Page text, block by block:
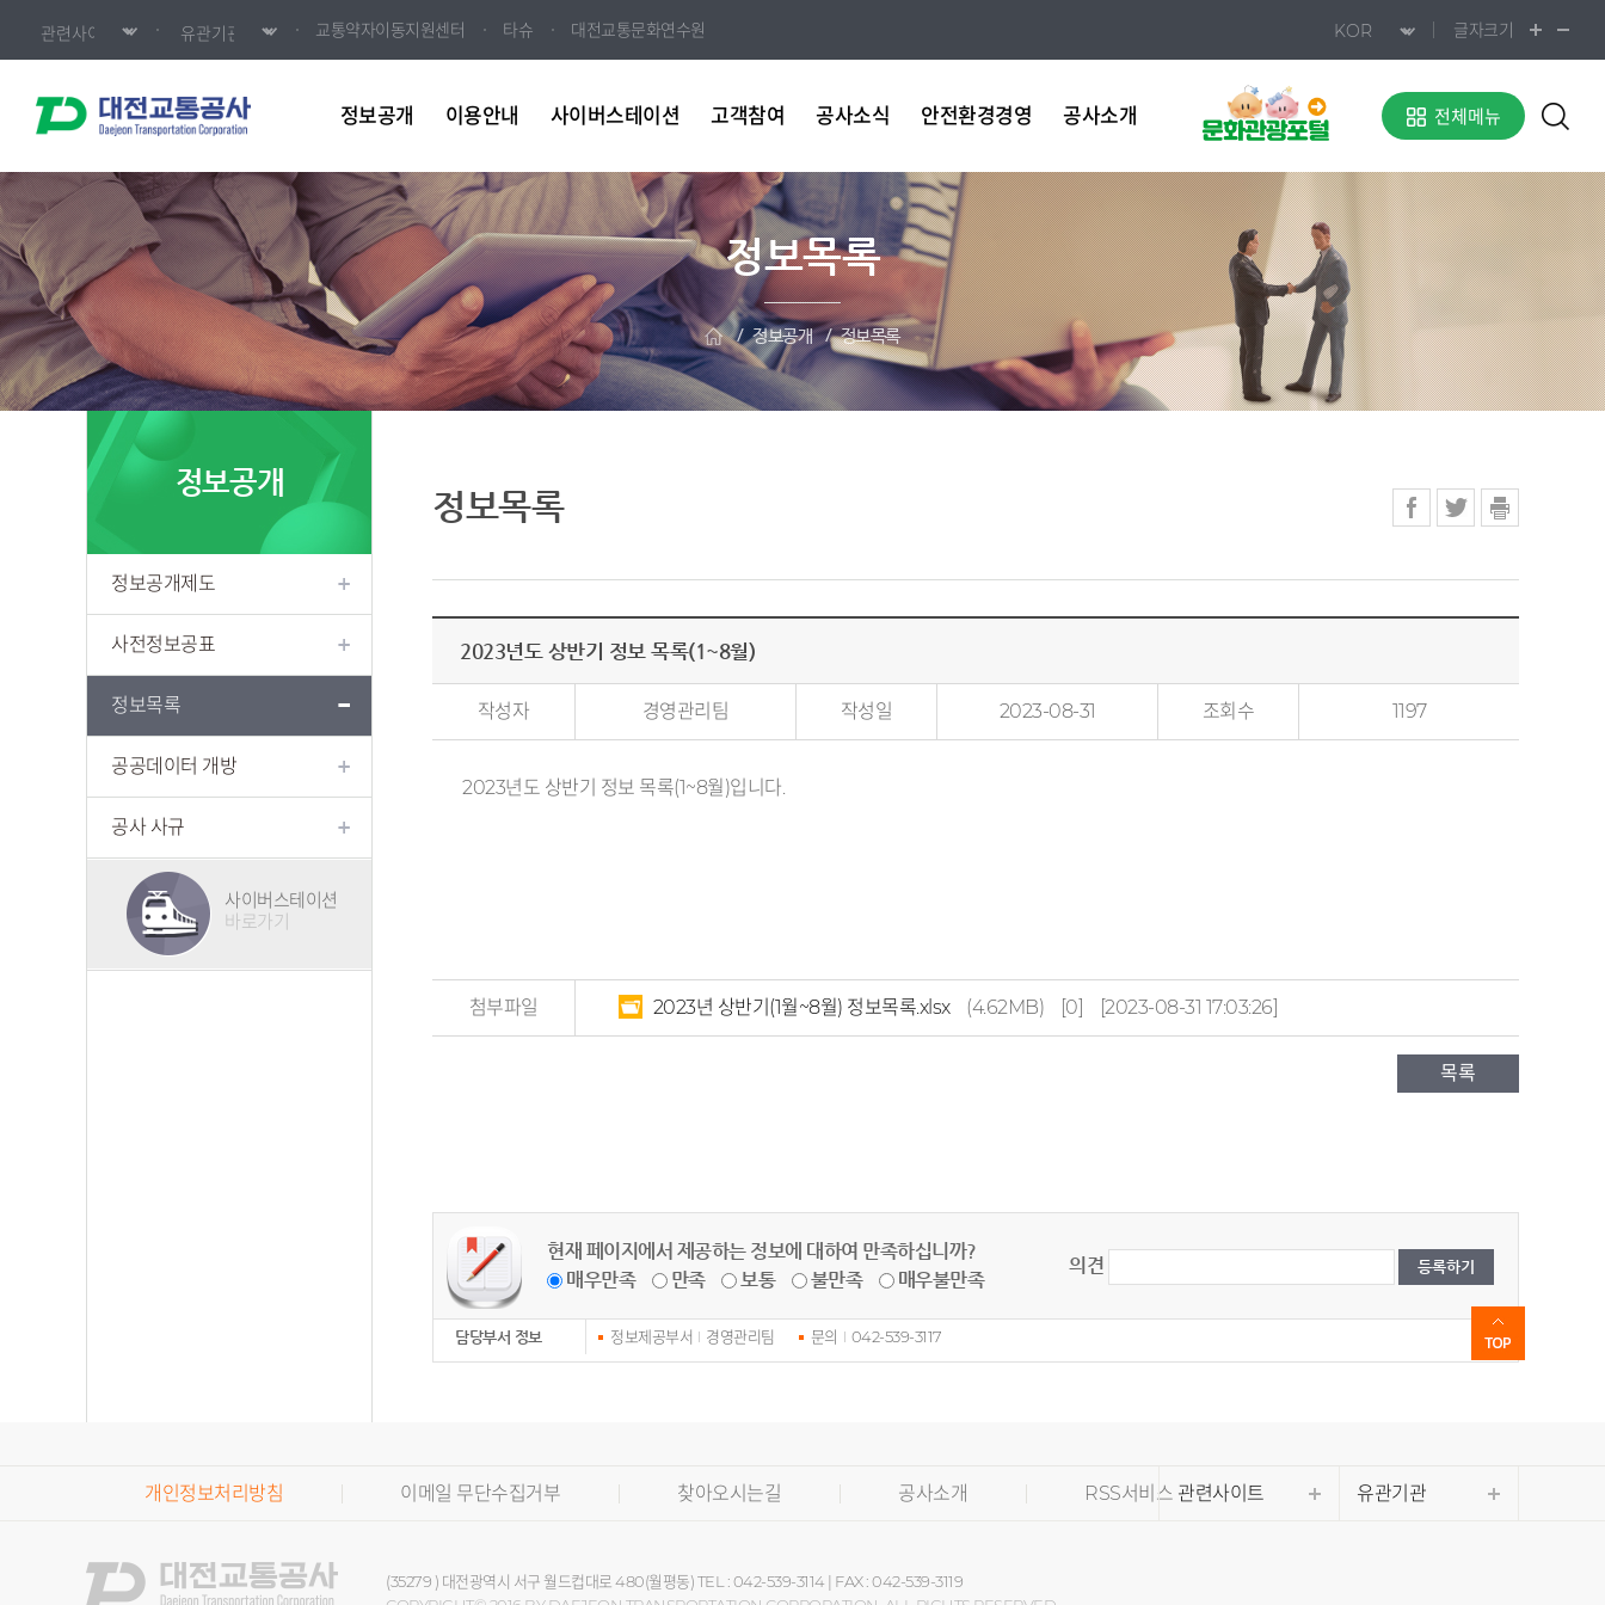
교통약자이동지원센터 타슈 대전교통문화연수원 글자크기
정보공개 이용안내 사이버스테이션 고객참여 공사소식 안전환경경영 공사소개 전체메뉴
정보목록
정보공개 정보목록
정보공개
정보공개제도
사전정보공표
정보목록
공공데이터 개방
공사 사규
사이버스테이션
바로가기
정보목록
2023년도 상반기 정보 목록(1~8월)
작성자 경영관리팀 작성일 2023-08-31 조회수 1197
2023년도 상반기 정보 목록(1~8월)입니다.
첨부파일 2023년 상반기(1월~8월) 정보목록.xlsx (4.62MB) [0] [2023-08-31 17:03:26]
목록
현재 페이지에서 제공하는 정보에 대하여 만족하십니까?
매우만족
만족 보통 불만족 매우불만족
의견
담당부서 정보 정보제공부서 경영관리팀 문의 042-539-3117
개인정보처리방침 이메일 무단수집거부 찾아오시는길 공사소개 RSS서비스 관련사이트 유관기관
(35279 ) 대전광역시 서구 월드컵대로 480(월평동) TEL : 042-539-3114 | FAX : 042-539-3119